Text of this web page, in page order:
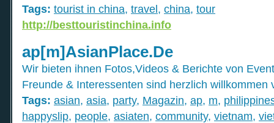
Tags: tourist in china, travel, china, tour
http://besttouristinchina.info
ap[m]AsianPlace.De
Wir bieten ihnen Fotos,Videos & Berichte von
Freunde & Interessenten sind herzlich willkommen
Tags: asian, asia, party, Magazin, ap, m,
happyslip, people, asiaten, community, vietnam,